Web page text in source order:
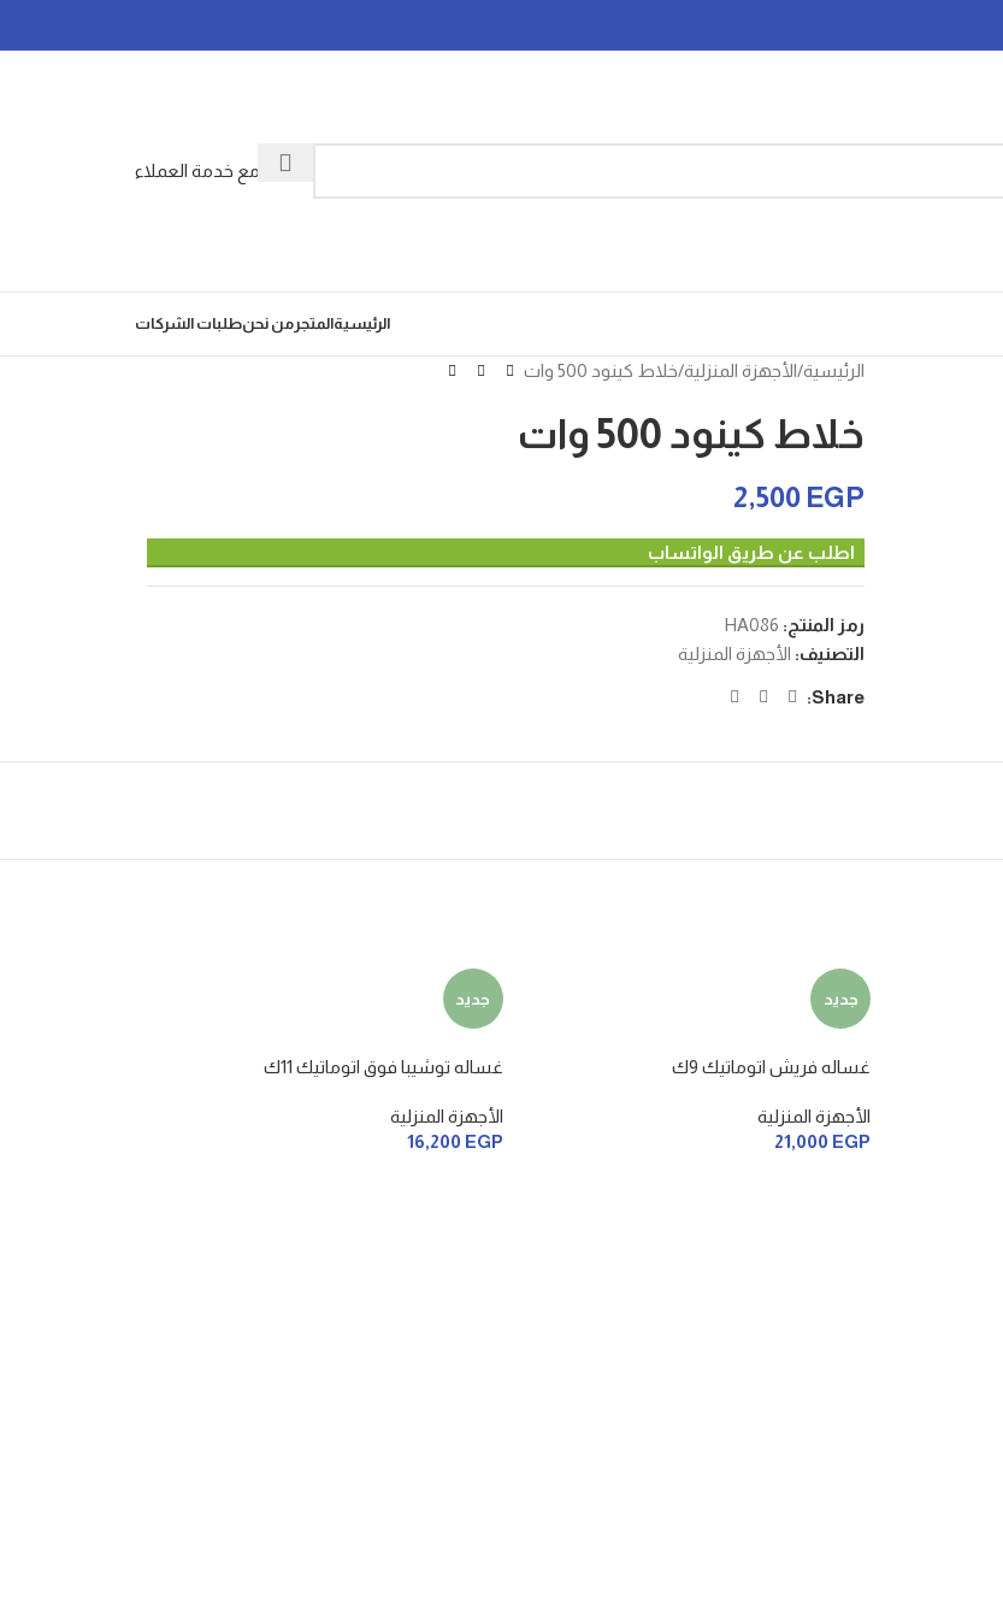
تواصل مع خدمة العملاء
الرئيسيةالمتجر من نحنطلبات الشركات
الرئيسية الأجهزة المنزلية خلاط كينود 500 وات
خلاط كينود 500 وات
2,500 EGP
اطلب عن طريق الواتساب
رمز المنتج: HA086
التصنيف: الأجهزة المنزلية
Share:
جديد
غساله فريش اتوماتيك 9ك
الأجهزة المنزلية
21,000 EGP
جديد
غساله توشيبا فوق اتوماتيك 11ك
الأجهزة المنزلية
16,200 EGP